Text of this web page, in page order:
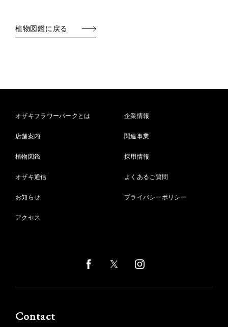
植物図鑑に戻る
オザキフラワーパークとは
店舗案内
植物図鑑
オザキ通信
お知らせ
アクセス
企業情報
関連事業
採用情報
よくあるご質問
プライバシーポリシー
Contact